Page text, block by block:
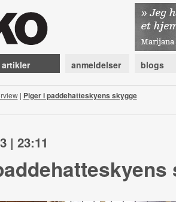
artikler anmeldelser blogs
| Piger i paddehatteskyens skygge
| 23:11